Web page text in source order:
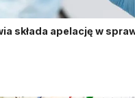
składa apelację w